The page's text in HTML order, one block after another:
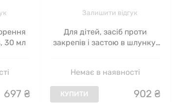
30 мл
697 ₴
Залишити відгук
Для дітей, засіб проти
закрепів і застою в шлунку,
Немає в наявності
КУПИТИ 902 ₴